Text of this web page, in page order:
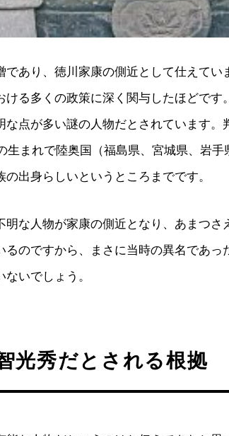
であり、徳川家康の側近として仕えてい
ける多くの政策に深く関与したほどで
な点が多い謎の人物だとされています。
生まれで陸奥国（福島県、宮城県、岩
の出身らしいというところまでです。
明な人物が家康の側近となり、あまつさ
るのですから、まさに当時の異名であ
いでしょう。
光秀だとされる根拠